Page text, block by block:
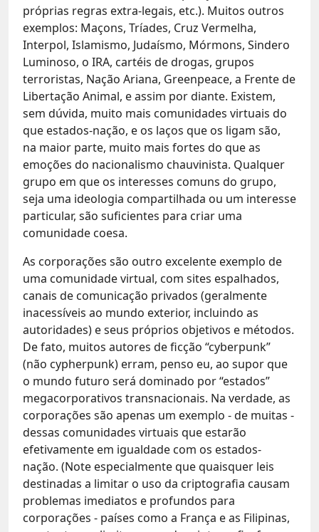
próprias regras extra-legais, etc.). Muitos outros
exemplos: Maçons, Tríades, Cruz Vermelha,
Interpol, Islamismo, Judaísmo, Mórmons, Sindero
Luminoso, o IRA, cartéis de drogas, grupos
terroristas, Nação Ariana, Greenpeace, a Frente de
Libertação Animal, e assim por diante. Existem,
sem dúvida, muito mais comunidades virtuais do
que estados-nação, e os laços que os ligam são,
na maior parte, muito mais fortes do que as
emoções do nacionalismo chauvinista. Qualquer
grupo em que os interesses comuns do grupo,
seja uma ideologia compartilhada ou um interesse
particular, são suficientes para criar uma
comunidade coesa.
As corporações são outro excelente exemplo de
uma comunidade virtual, com sites espalhados,
canais de comunicação privados (geralmente
inacessíveis ao mundo exterior, incluindo as
autoridades) e seus próprios objetivos e métodos.
De fato, muitos autores de ficção “cyberpunk”
(não cypherpunk) erram, penso eu, ao supor que
o mundo futuro será dominado por “estados”
megacorporativos transnacionais. Na verdade, as
corporações são apenas um exemplo - de muitas -
dessas comunidades virtuais que estarão
efetivamente em igualdade com os estados-
nação. (Note especialmente que quaisquer leis
destinadas a limitar o uso da criptografia causam
problemas imediatos e profundos para
corporações - países como a França e as Filipinas,